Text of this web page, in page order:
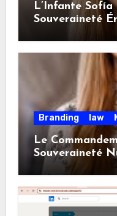
L’Infante Sofía L’Émergence d’une
Souveraineté
Branding law
Le
Souveraineté